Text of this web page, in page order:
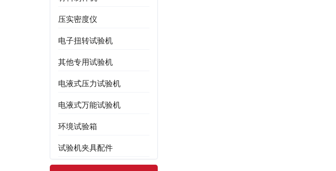
压实密度仪
电子扭转试验机
其他专用试验机
电液式压力试验机
电液式万能试验机
环境试验箱
试验机夹具配件